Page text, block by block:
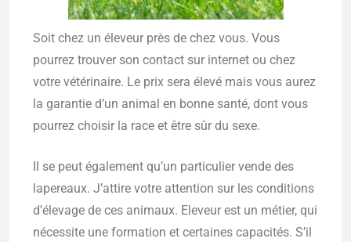
Soit chez un éleveur près de chez vous. Vous
pourrez trouver son contact sur internet ou chez
votre vétérinaire. Le prix sera élevé mais vous aurez
la garantie d’un animal en bonne santé, dont vous
pourrez choisir la race et être sûr du sexe.
Il se peut également qu’un particulier vende des
lapereaux. J’attire votre attention sur les conditions
d’élevage de ces animaux. Eleveur est un métier, qui
nécessite une formation et certaines capacités. S’il